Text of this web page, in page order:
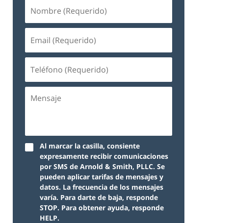
(Requerido)
(Requerido)
(Requerido)
Al marcar la casilla, consiente
expresamente recibir comunicaciones
por SMS de Arnold & Smith, PLLC. Se
pueden aplicar tarifas de mensajes y
datos. La frecuencia de los mensajes
varía. Para darte de baja, responde
STOP. Para obtener ayuda, responde
HELP.